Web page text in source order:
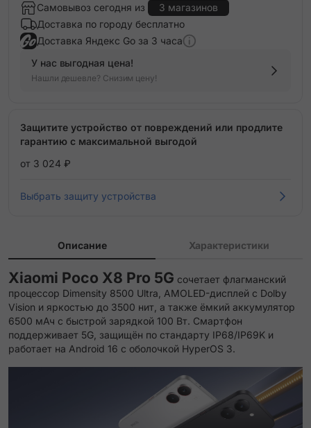
Самовывоз сегодня из
3 магазинов
Доставка по городу бесплатно
Доставка Яндекс Go за 3 часа
У нас выгодная цена!
Нашли дешевле? Снизим цену!
Защитите устройство от повреждений или продлите
гарантию с максимальной выгодой
от 3 024 ₽
Выбрать защиту устройства
Описание Характеристики
Xiaomi Poco X8 Pro 5G сочетает флагманский
процессор Dimensity 8500 Ultra, AMOLED-дисплей с Dolby
Vision и яркостью до 3500 нит, а также ёмкий аккумулятор
6500 мАч с быстрой зарядкой 100 Вт. Смартфон
поддерживает 5G, защищён по стандарту IP68/IP69K и
работает на Android 16 с оболочкой HyperOS 3.